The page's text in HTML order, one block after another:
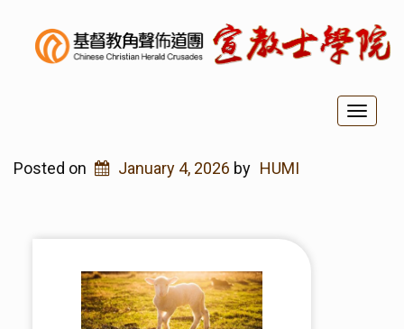
Toggle
Posted on
January 4, 2026 by HUMI